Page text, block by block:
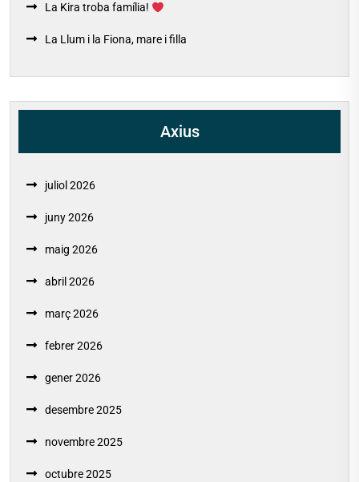
La Kira troba família!
La Llum i la Fiona, mare i filla
Axius
juliol 2026
juny 2026
maig 2026
abril 2026
març 2026
febrer 2026
gener 2026
desembre 2025
novembre 2025
octubre 2025